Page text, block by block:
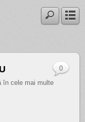
în cele mai multe
0